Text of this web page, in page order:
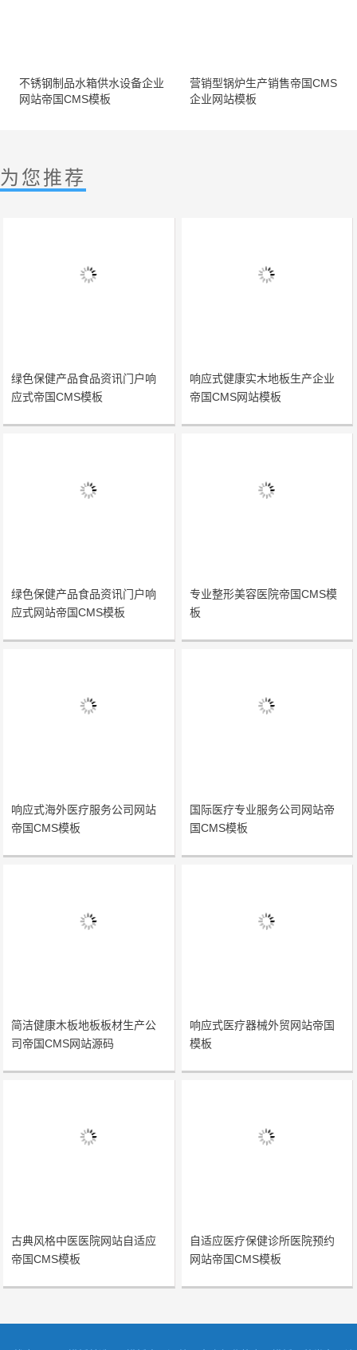
不锈钢制品水箱供水设备企业
网站帝国CMS模板
营销型锅炉生产销售帝国CMS
企业网站模板
为您推荐
绿色保健产品食品资讯门户响
应式帝国CMS模板
响应式健康实木地板生产企业
帝国CMS网站模板
绿色保健产品食品资讯门户响
应式网站帝国CMS模板
专业整形美容医院帝国CMS模
板
响应式海外医疗服务公司网站
帝国CMS模板
国际医疗专业服务公司网站帝
国CMS模板
简洁健康木板地板板材生产公
司帝国CMS网站源码
响应式医疗器械外贸网站帝国
模板
古典风格中医医院网站自适应
帝国CMS模板
自适应医疗保健诊所医院预约
网站帝国CMS模板